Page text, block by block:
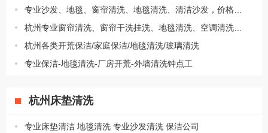
专业沙发、地毯、窗帘清洗、地毯清洗、清洁沙发，价格透明
杭州专业窗帘清洗、窗帘干洗挂洗、地毯清洗、空调清洗、洗衣机清洗
杭州各类开荒保洁/家庭保洁/地毯清洗/玻璃清洗
专业保洁-地毯清洗-厂房开荒-外墙清洗钟点工
杭州床垫清洗
专业床垫清洁 地毯清洗 专业沙发清洗 保洁公司